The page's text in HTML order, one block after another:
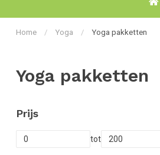
Home / Yoga / Yoga pakketten
Yoga pakketten
Prijs
tot